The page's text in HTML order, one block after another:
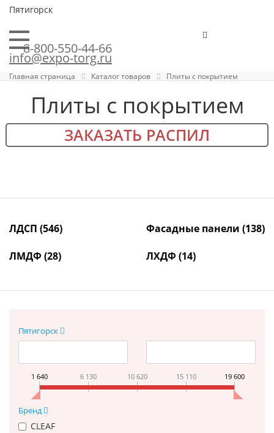
Пятигорск
8-800-550-44-66
info@expo-torg.ru
Главная страница Каталог товаров Плиты с покрытием
Плиты с покрытием
ЗАКАЗАТЬ РАСПИЛ
ЛДСП (546) Фасадные панели (138)
ЛМДФ (28) ЛХДФ (14)
Пятигорск
1 640 6 130 10 620 15 110 19 600
Бренд
CLEAF